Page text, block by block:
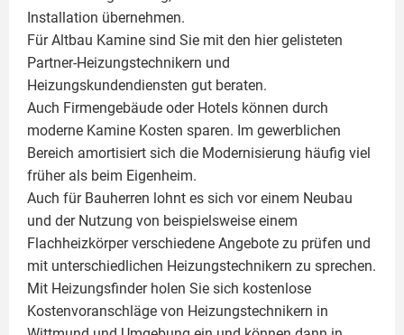
Installation übernehmen.
Für Altbau Kamine sind Sie mit den hier gelisteten
Partner-Heizungstechnikern und
Heizungskundendiensten gut beraten.
Auch Firmengebäude oder Hotels können durch
moderne Kamine Kosten sparen. Im gewerblichen
Bereich amortisiert sich die Modernisierung häufig viel
früher als beim Eigenheim.
Auch für Bauherren lohnt es sich vor einem Neubau
und der Nutzung von beispielsweise einem
Flachheizkörperverschiedene Angebote zu prüfen und
mit unterschiedlichen Heizungstechnikern zu sprechen.
Mit Heizungsfinder holen Sie sich kostenlose
Kostenvoranschläge von Heizungstechnikern in